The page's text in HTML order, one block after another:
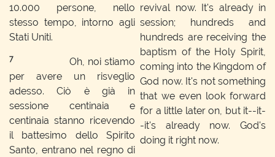
10.000 persone, nello
stesso tempo, intorno agli
Stati Uniti.
7
Oh, noi stiamo
per avere un risveglio
adesso. Ciò è già in
sessione centinaia e
centinaia stanno ricevendo
il battesimo dello Spirito
Santo, entrano nel regno di
revival now. It's already in
session; hundreds and
hundreds are receiving the
baptism of the Holy Spirit,
coming into the Kingdom of
God now. It's not something
that we even look forward
for a little later on, but it--it-
-it's already now. God's
doing it right now.